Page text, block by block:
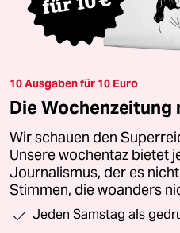
10 Ausgaben für 10 Euro
Die
Wir schauen den
Unsere wochentaz bietet
Journalismus, der es
Stimmen, die woanders
Jeden Samstag als